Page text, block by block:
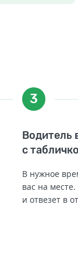
3
Водитель
с
В нужное
вас на
и отвезет в